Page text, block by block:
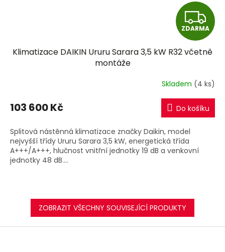
Z
D
A
R
M
A
ZDARMA
Klimatizace DAIKIN Ururu Sarara 3,5 kW R32 včetně
montáže
Skladem (4 ks)
103 600 Kč Do košíku
Splitová nástěnná klimatizace značky Daikin, model
nejvyšší třídy Ururu Sarara 3,5 kW, energetická třída
A+++/A+++, hlučnost vnitřní jednotky 19 dB a venkovní
jednotky 48 dB....
ZOBRAZIT VŠECHNY SOUVISEJÍCÍ PRODUKTY
Z